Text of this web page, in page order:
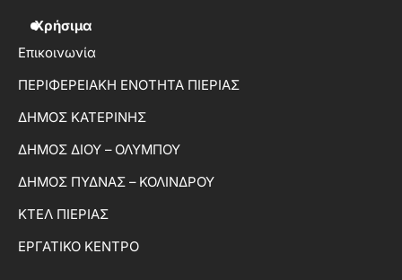
Χρήσιμα
Επικοινωνία
ΠΕΡΙΦΕΡΕΙΑΚΗ ΕΝΟΤΗΤΑ ΠΙΕΡΙΑΣ
ΔΗΜΟΣ ΚΑΤΕΡΙΝΗΣ
ΔΗΜΟΣ ΔΙΟΥ – ΟΛΥΜΠΟΥ
ΔΗΜΟΣ ΠΥΔΝΑΣ – ΚΟΛΙΝΔΡΟΥ
ΚΤΕΛ ΠΙΕΡΙΑΣ
ΕΡΓΑΤΙΚΟ ΚΕΝΤΡΟ